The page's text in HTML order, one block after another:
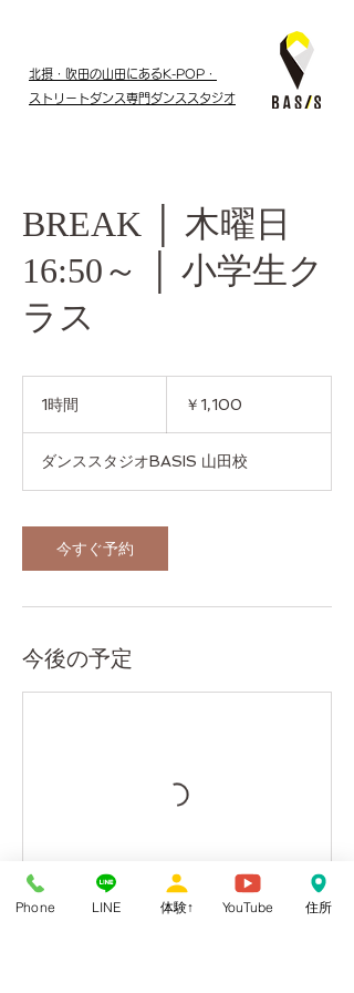
北摂・吹田の山田にあるK-POP・
ストリートダンス専門ダンススタジオ
BREAK │ 木曜日
16:50～ │ 小学生ク
ラス
1時間 ￥1,100
ダンススタジオBASIS 山田校
今すぐ予約
今後の予定
Phone LINE 体験↑ YouTube 住所